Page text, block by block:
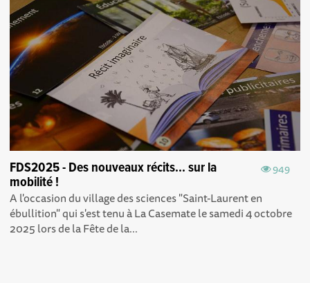
949
FDS2025 - Des nouveaux récits... sur la
mobilité !
A l'occasion du village des sciences "Saint-Laurent en
ébullition" qui s'est tenu à La Casemate le samedi 4 octobre
2025 lors de la Fête de la...